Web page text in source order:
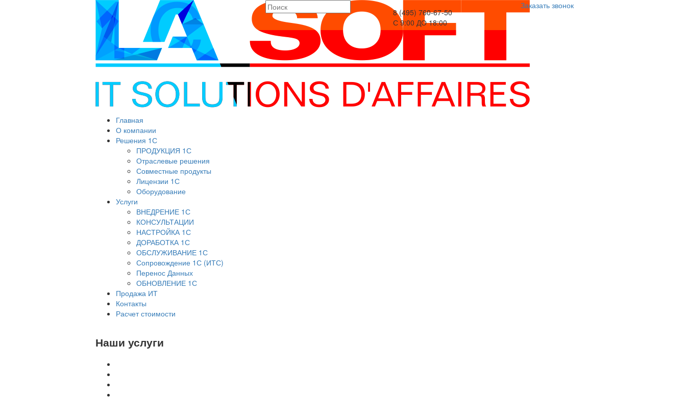
8 (495) 760-67-50
С 9:00 ДО 18:00
Заказать звонок
Главная
О компании
Решения 1С
ПРОДУКЦИЯ 1С
Отраслевые решения
Совместные продукты
Лицензии 1С
Оборудование
Услуги
ВНЕДРЕНИЕ 1С
КОНСУЛЬТАЦИИ
НАСТРОЙКА 1С
ДОРАБОТКА 1С
ОБСЛУЖИВАНИЕ 1С
Сопровождение 1С (ИТС)
Перенос Данных
ОБНОВЛЕНИЕ 1С
Продажа ИТ
Контакты
Расчет стоимости
Наши услуги